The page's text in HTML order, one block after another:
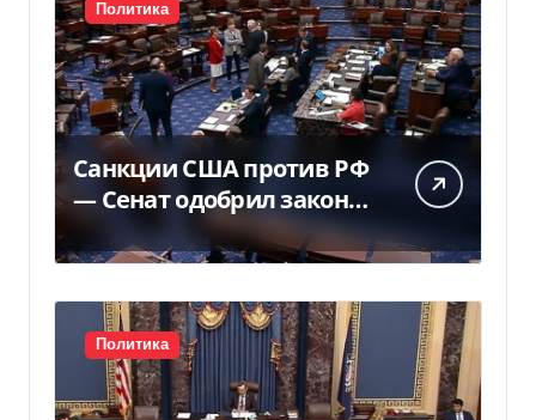
Политика
Санкции США против РФ
— Сенат одобрил закон
Грема — Фокус
Политика